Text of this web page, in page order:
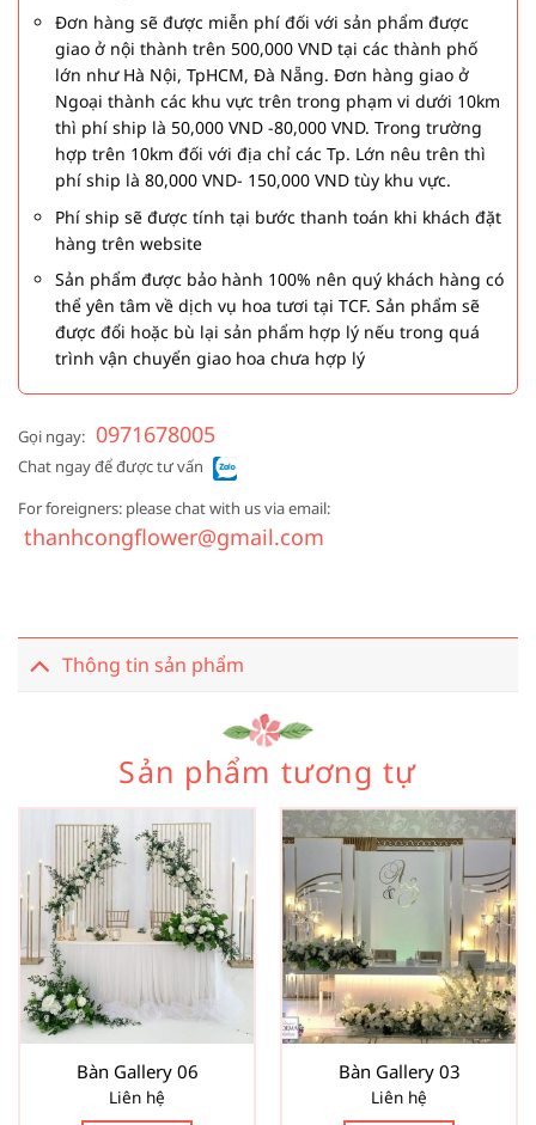
Đơn hàng sẽ được miễn phí đối với sản phẩm được
giao ở nội thành trên 500,000 VND tại các thành phố
lớn như Hà Nội, TpHCM, Đà Nẵng. Đơn hàng giao ở
Ngoại thành các khu vực trên trong phạm vi dưới 10km
thì phí ship là 50,000 VND -80,000 VND. Trong trường
hợp trên 10km đối với địa chỉ các Tp. Lớn nêu trên thì
phí ship là 80,000 VND- 150,000 VND tùy khu vực.
Phí ship sẽ được tính tại bước thanh toán khi khách đặt
hàng trên website
Sản phẩm được bảo hành 100% nên quý khách hàng có
thể yên tâm về dịch vụ hoa tươi tại TCF. Sản phẩm sẽ
được đổi hoặc bù lại sản phẩm hợp lý nếu trong quá
trình vận chuyển giao hoa chưa hợp lý
Gọi ngay: 0971678005
Chat ngay để được tư vấn
For foreigners: please chat with us via email:
thanhcongflower@gmail.com
Thông tin sản phẩm
Sản phẩm tương tự
Bàn Gallery 06
Liên hệ
Bàn Gallery 03
Liên hệ